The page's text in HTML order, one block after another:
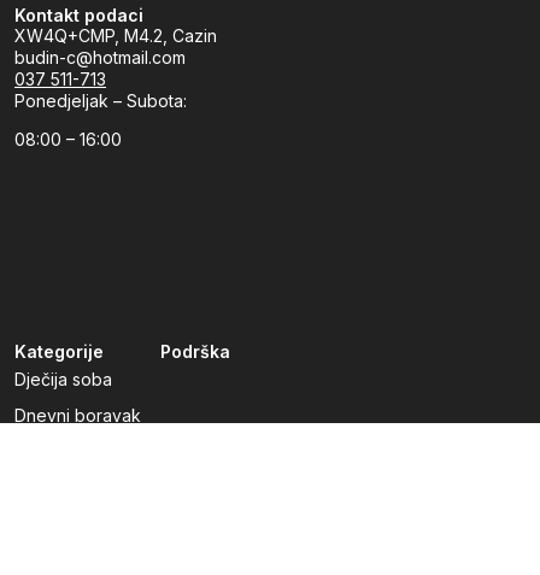
Kontakt podaci
XW4Q+CMP, M4.2, Cazin
budin-c@hotmail.com
037 511-713
Ponedjeljak – Subota:
08:00 – 16:00
Kategorije
Dječija soba
Dnevni boravak
Podrška